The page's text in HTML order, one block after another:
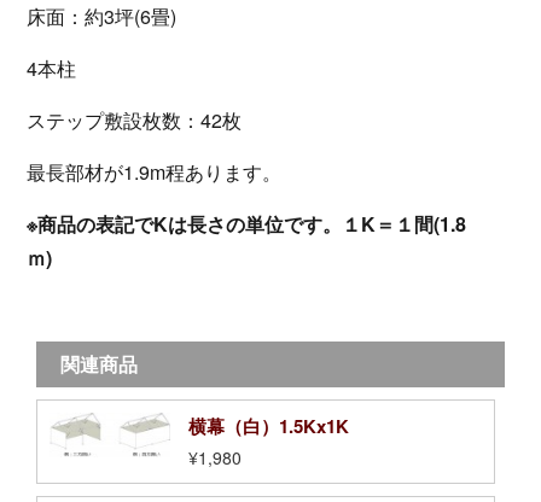
床面：約3坪(6畳)
4本柱
ステップ敷設枚数：42枚
最長部材が1.9m程あります。
※商品の表記でKは長さの単位です。１K＝１間(1.8
ｍ)
関連商品
横幕（白）1.5Kx1K
¥1,980